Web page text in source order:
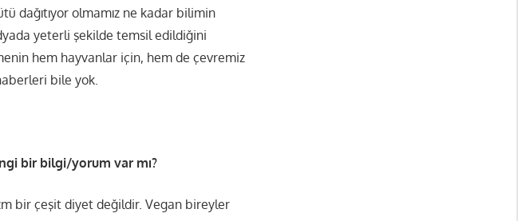
dağıtıyor olmamız ne kadar bilimin
yeterli şekilde temsil edildiğini
hem hayvanlar için, hem de çevremiz
bile yok.
bir bilgi/yorum var mı?
bir çeşit diyet değildir. Vegan bireyler